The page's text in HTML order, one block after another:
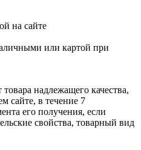
на сайте
или картой при
надлежащего качества,
сайте, в течение 7
его получения, если
свойства, товарный вид